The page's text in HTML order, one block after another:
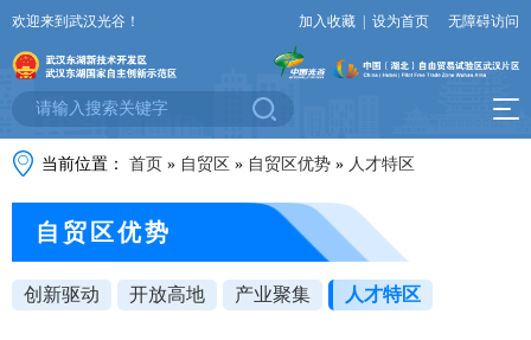
欢迎来到武汉光谷！ 加入收藏 设为首页 无障碍访问
当前位置： 首页 » 自贸区 » 自贸区优势 » 人才特区
自贸区优势
创新驱动 开放高地 产业聚集 人才特区